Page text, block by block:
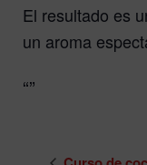
El resultado es
un aroma